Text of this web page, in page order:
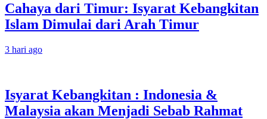
Cahaya dari Timur: Isyarat Kebangkitan
Islam Dimulai dari Arah Timur
3 hari ago
Isyarat Kebangkitan : Indonesia &
Malaysia akan Menjadi Sebab Rahmat